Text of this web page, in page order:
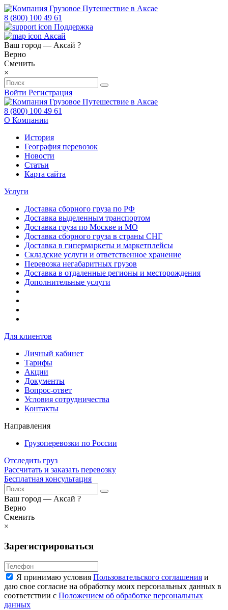
8 (800) 100 49 61
Поддержка
Аксай
Ваш город — Аксай ?
Верно
Сменить
×
Войти Регистрация
8 (800) 100 49 61
О Компании
История
География перевозок
Новости
Статьи
Карта сайта
Услуги
Доставка сборного груза по РФ
Доставка выделенным транспортом
Доставка груза по Москве и МО
Доставка сборного груза в страны СНГ
Доставка в гипермаркеты и маркетплейсы
Складские услуги и ответственное хранение
Перевозка негабаритных грузов
Доставка в отдаленные регионы и месторождения
Дополнительные услуги
Для клиентов
Личный кабинет
Тарифы
Акции
Документы
Вопрос-ответ
Условия сотрудничества
Контакты
Направления
Грузоперевозки по России
Отследить груз
Рассчитать и заказать перевозку
Бесплатная консультация
Ваш город — Аксай ?
Верно
Сменить
×
Зарегистрироваться
Я принимаю условия Пользовательского соглашения и
даю свое согласие на обработку моих персональных данных в
соответствии с Положением об обработке персональных
данных